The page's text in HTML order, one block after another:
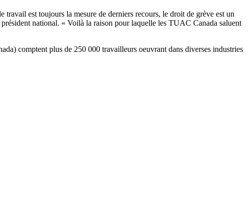
est toujours la mesure de derniers recours, le droit de grève est un
national. « Voilà la raison pour laquelle les TUAC Canada saluent
comptent plus de 250 000 travailleurs oeuvrant dans diverses industries